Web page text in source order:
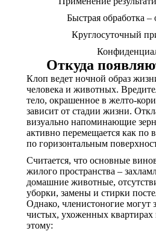
Быстрая обработка –
Круглосуточный
Откуда
Клоп ведет ночной образ
человека и животных.
тело, окрашенное в желто-
зависит от стадии жизни.
визуально напоминающие
активно перемещается как по
по горизонтальным
Считается, что основные
жилого пространства –
домашние животные,
уборки, замены и стирки
Однако, членистоногие могут
чистых, ухоженных
этому: